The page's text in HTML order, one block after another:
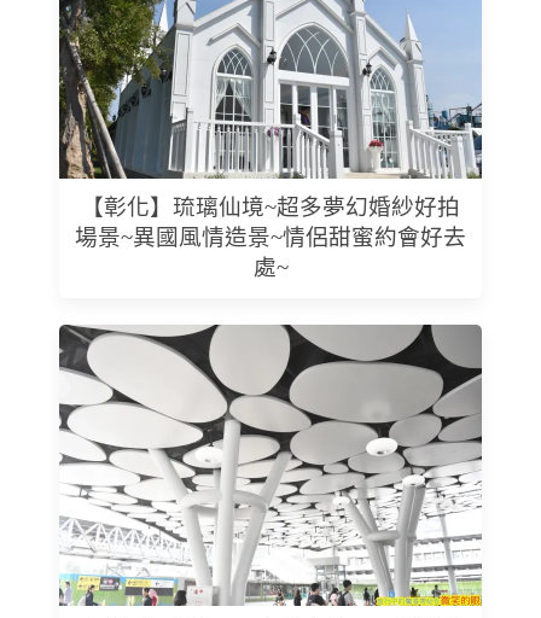
【彰化】琉璃仙境~超多夢幻婚紗好拍
場景~異國風情造景~情侶甜蜜約會好去
處~